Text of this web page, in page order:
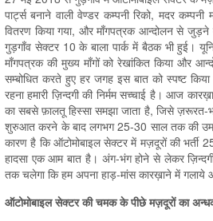
पार्ट्स बनाने वाली वेण्डर कम्पनी रिको, मदर
वितरण किया गया, और माँगपत्रक आन्दोलन से जुड़ने
गुड़गाँव सेक्टर 10 के बाला पार्क में बैठक भी हुई।
माँगपत्रक की मुख्य माँगों को रेखांकित किया और
सम्बोधित करते हुए हर जगह इस बात को स्पष्ट‍
रहना हमारी ज़िन्दगी की निर्मम सच्चाई है। आज
का सबसे फ़ालतू हिस्सा समझा जाता है, जिसे
शुरुआत करने के बाद लगभग 25-30 साल तक की
कारण है कि ऑटोमोबाइल सेक्टर में मज़दूरों की
हादसा एक आम बात है। अंग-भंग होने से लेकर
तक चलेगा कि हम अपना हाड़-मांस कारख़ाने में
ऑटोमोबाइल सेक्टर की चमक के पीछे मज़दूरों का